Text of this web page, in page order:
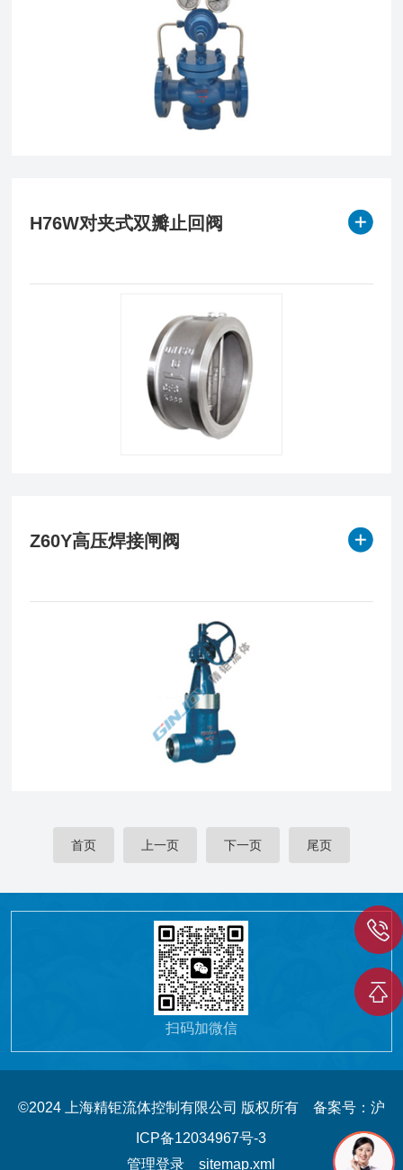
H76W对夹式双瓣止回阀
Z60Y高压焊接闸阀
首页 上一页 下一页 尾页
扫码加微信
©2024 上海精钜流体控制有限公司 版权所有 备案号：沪
ICP备12034967号-3
管理登录
sitemap.xml